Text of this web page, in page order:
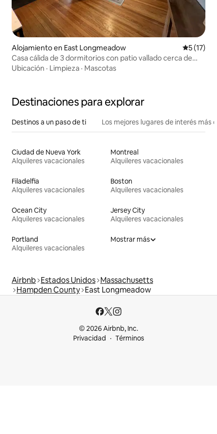
Alojamiento en East Longmeadow
5 (17)
Casa cálida de 3 dormitorios con patio vallado cerca de
todo
Ubicación · Limpieza · Mascotas
Destinaciones para explorar
Destinos a un paso de ti Los mejores lugares de interés más
Ciudad de Nueva York
Alquileres vacacionales
Montreal
Alquileres vacacionales
Filadelfia
Alquileres vacacionales
Boston
Alquileres vacacionales
Ocean City
Alquileres vacacionales
Jersey City
Alquileres vacacionales
Portland
Alquileres vacacionales
Mostrar más
Airbnb Estados Unidos Massachusetts
Hampden County East Longmeadow
© 2026 Airbnb, Inc.
Privacidad
Términos